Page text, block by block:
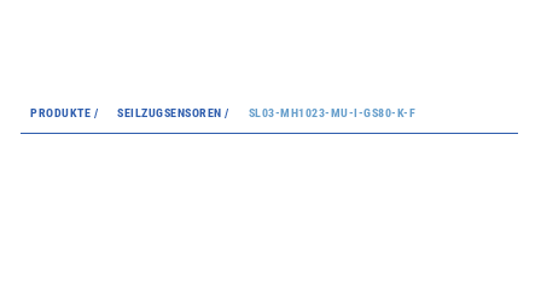
PRODUKTE / SEILZUGSENSOREN / SL03-MH1023-MU-I-GS80-K-F